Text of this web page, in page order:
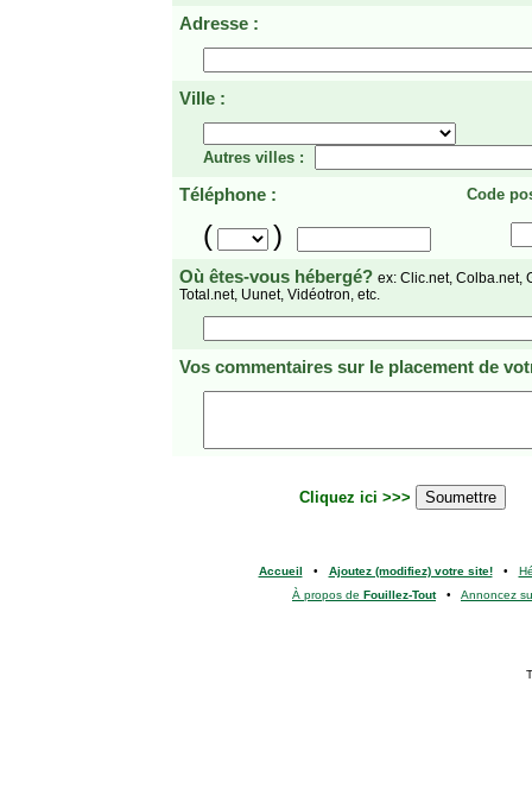
Adresse :
Ville :
Autres villes :
Téléphone : Code
( )
Où êtes-vous hébergé? ex: Clic.net, Colba.net,
Total.net, Uunet, Vidéotron, etc.
Vos commentaires sur le placement de
Cliquez ici >>>
Accueil • Ajoutez (modifiez) votre site!•
À propos de Fouillez-Tout• Annoncez